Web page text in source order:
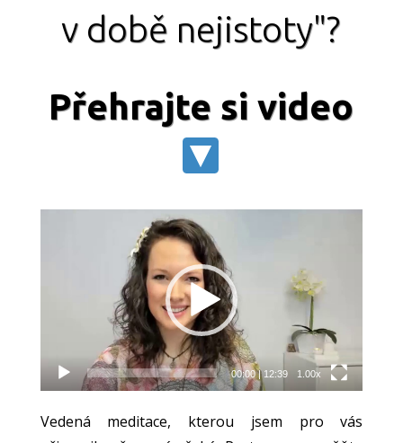
v době nejistoty"?
Přehrajte si video
00:00|12:39 1.00x
Vedená meditace, kterou jsem pro vás